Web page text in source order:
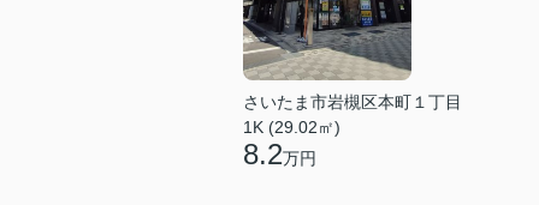
さいたま市岩槻区本町１丁目
1K (29.02㎡)
8.2万円